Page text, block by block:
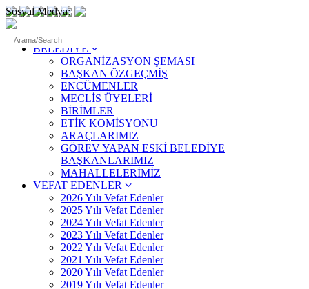
Sosyal Medya:
ANASAYFA
BELEDİYE
ORGANİZASYON ŞEMASI
BAŞKAN ÖZGEÇMİŞ
ENCÜMENLER
MECLİS ÜYELERİ
BİRİMLER
ETİK KOMİSYONU
ARAÇLARIMIZ
GÖREV YAPAN ESKİ BELEDİYE
BAŞKANLARIMIZ
MAHALLELERİMİZ
VEFAT EDENLER
2026 Yılı Vefat Edenler
2025 Yılı Vefat Edenler
2024 Yılı Vefat Edenler
2023 Yılı Vefat Edenler
2022 Yılı Vefat Edenler
2021 Yılı Vefat Edenler
2020 Yılı Vefat Edenler
2019 Yılı Vefat Edenler